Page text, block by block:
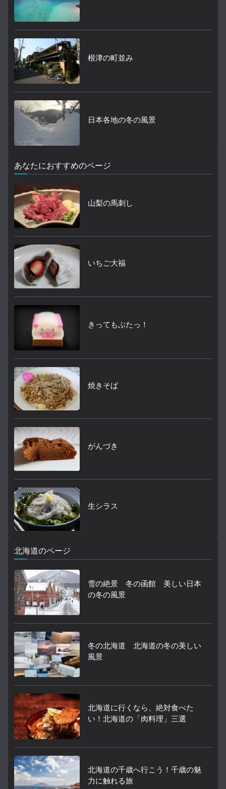
根津の町並み
日本各地の冬の風景
あなたにおすすめのページ
山梨の馬刺し
いちご大福
きってもぶたっ！
焼きそば
がんづき
生シラス
北海道のページ
雪の絶景 冬の函館 美しい日本
の冬の風景
冬の北海道 北海道の冬の美しい
風景
北海道に行くなら、絶対食べた
い！北海道の「肉料理」三選
北海道の千歳へ行こう！千歳の魅
力に触れる旅